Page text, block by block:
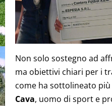
Non solo sostegno ad
ma obiettivi chiari per i
come ha sottolineato più
Cava, uomo di sport e